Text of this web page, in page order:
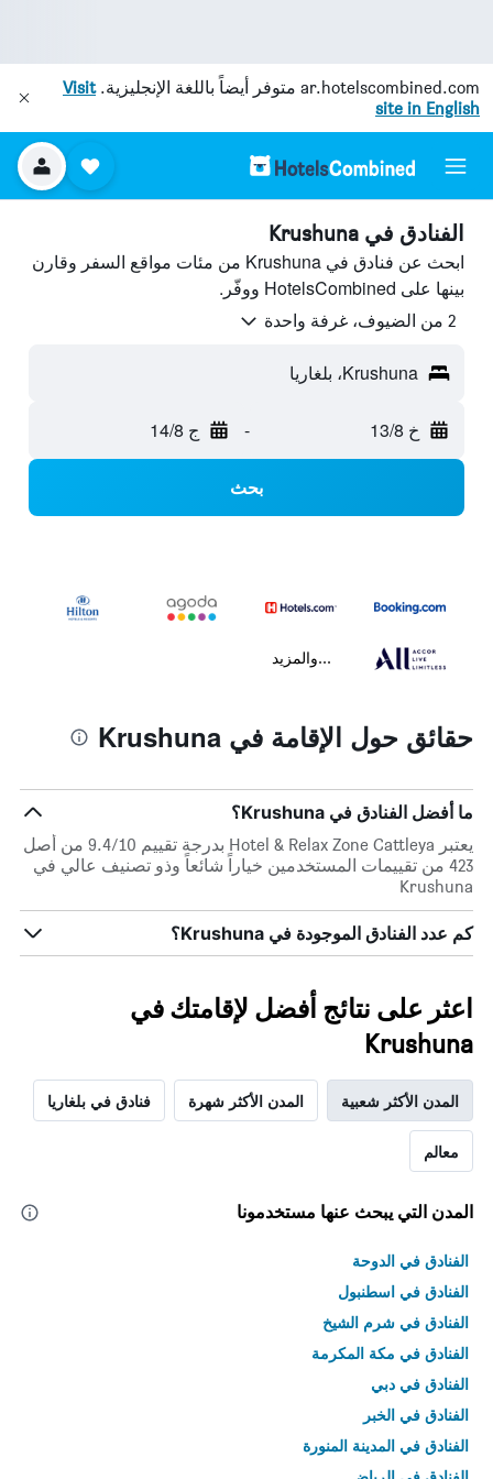
ar.hotelscombined.com متوفر أيضاً باللغة الإنجليزية.Visit
site in English
الفنادق في Krushuna
ابحث عن فنادق في Krushuna من مئات مواقع السفر وقارن
بينها على HotelsCombined ووفّر.
2 من الضيوف، غرفة واحدة
Krushuna، بلغاريا
خ 13/8 - ج 14/8
بحث
...والمزيد
حقائق حول الإقامة في Krushuna
ما أفضل الفنادق في Krushuna؟
يعتبر Hotel & Relax Zone Cattleya بدرجة تقييم 9.4/10 من أصل
423 من تقييمات المستخدمين خياراً شائعاً وذو تصنيف عالي في
Krushuna
كم عدد الفنادق الموجودة في Krushuna؟
اعثر على نتائج أفضل لإقامتك في
Krushuna
المدن الأكثر شعبية المدن الأكثر شهرة فنادق في بلغاريا
معالم
المدن التي يبحث عنها مستخدمونا
الفنادق في الدوحة
الفنادق في اسطنبول
الفنادق في شرم الشيخ
الفنادق في مكة المكرمة
الفنادق في دبي
الفنادق في الخبر
الفنادق في المدينة المنورة